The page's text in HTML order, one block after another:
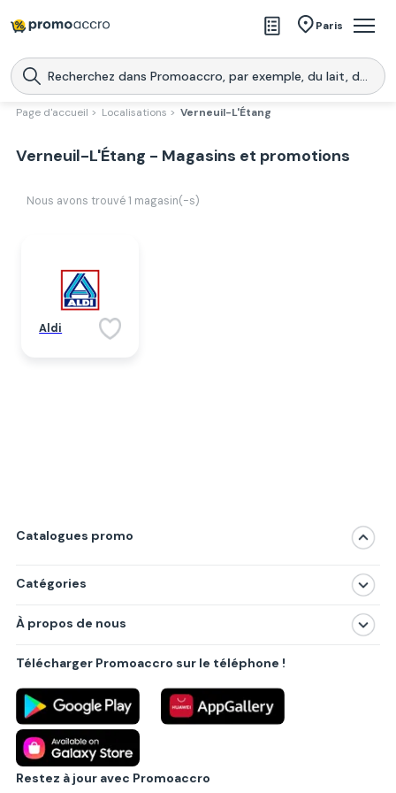
Paris
Magasins
Produits
Télécharge l’application
Promoaccro
l'application
Page d'accueil > Localisations > Verneuil-L'Étang
Verneuil-L'Étang - Magasins et promotions
Nous avons trouvé 1 magasin(-s)
Aldi
Catalogues promo
Catégories
Produits
Villes principales
À propos de nous
Politique de confidentialité
Règlements
Partenariat B2B
Blog
Contact
Télécharger Promoaccro sur le téléphone !
Restez à jour avec Promoaccro